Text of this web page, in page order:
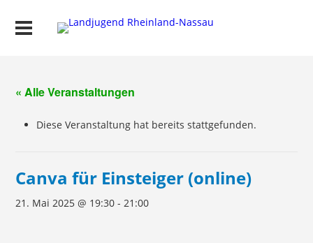
« Alle Veranstaltungen
Diese Veranstaltung hat bereits stattgefunden.
Canva für Einsteiger (online)
21. Mai 2025 @ 19:30 -21:00